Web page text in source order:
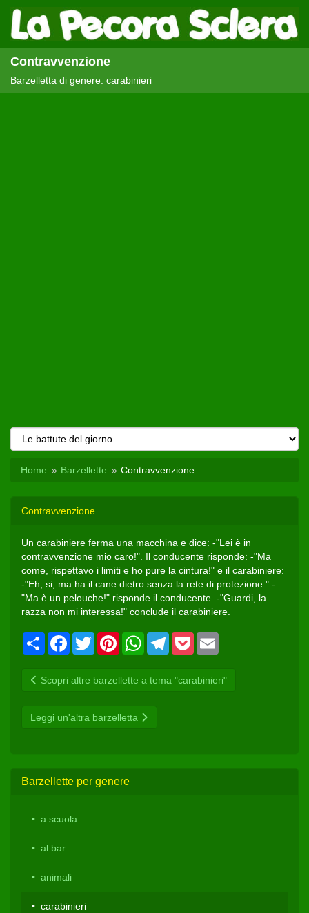
Contravvenzione
Barzelletta di genere: carabinieri
Home Barzellette Contravvenzione
Contravvenzione
Un carabiniere ferma una macchina e dice: -"Lei è in
contravvenzione mio caro!". Il conducente risponde: -"Ma
come, rispettavo i limiti e ho pure la cintura!" e il carabiniere:
-"Eh, si, ma ha il cane dietro senza la rete di protezione." -
"Ma è un pelouche!" risponde il conducente. -"Guardi, la
razza non mi interessa!" conclude il carabiniere.
CondividiFacebook
Twitter PinterestWhatsAppTelegram
Pocket
Scopri altre barzellette a tema "carabinieri"
Leggi un'altra barzelletta
Barzellette per genere
a scuola
al bar
animali
carabinieri